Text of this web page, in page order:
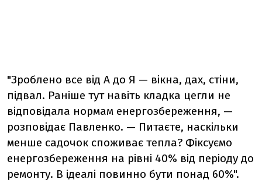
"Зроблено все від А до Я — вікна, дах, стіни,
підвал. Раніше тут навіть кладка цегли не
відповідала нормам енергозбереження, —
розповідає Павленко. — Питаєте, наскільки
менше садочок споживає тепла? Фіксуємо
енергозбереження на рівні 40% від періоду до
ремонту. В ідеалі повинно бути понад 60%".